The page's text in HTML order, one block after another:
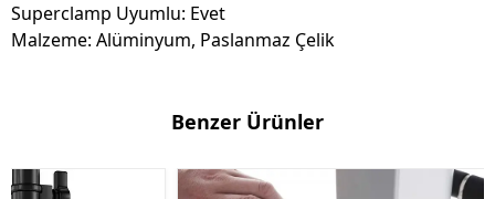
Superclamp Uyumlu: Evet
Malzeme: Alüminyum, Paslanmaz Çelik
Benzer Ürünler